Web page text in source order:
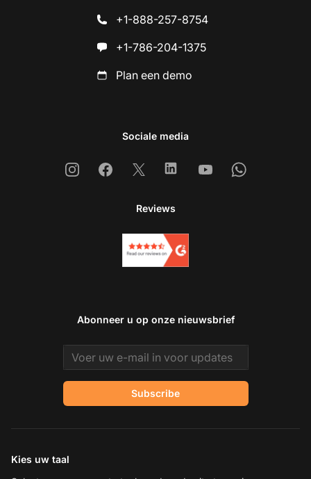
+1-888-257-8754
+1-786-204-1375
Plan een demo
Sociale media
InstagramFacebook
X LinkedinYoutubeWhatsapp
Reviews
Abonneer u op onze nieuwsbrief
Email address
Subscribe
Kies uw taal